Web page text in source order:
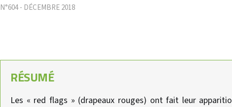
N°604 - DÉCEMBRE 2018
RÉSUMÉ
Les « red flags » (drapeaux rouges) ont fait leur